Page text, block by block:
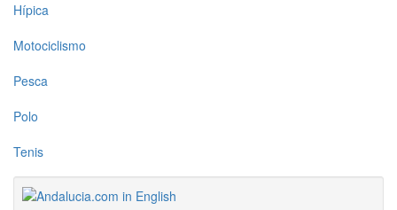
Hípica
Motociclismo
Pesca
Polo
Tenis